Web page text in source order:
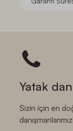
Yatak
Sizin için en